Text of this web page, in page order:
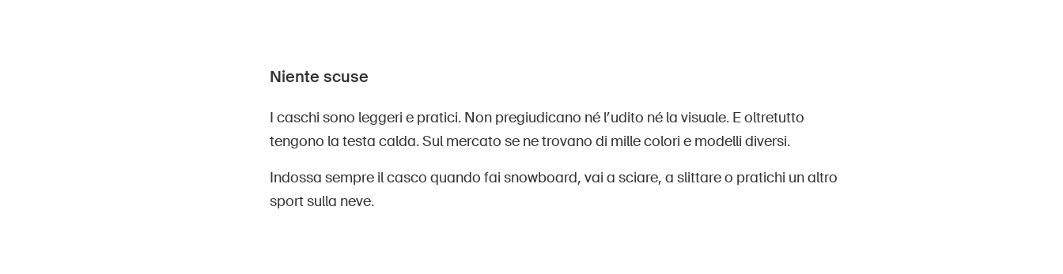
Niente scuse
I caschi sono leggeri e pratici. Non pregiudicano né l’udito né la visuale. E oltretutto
tengono la testa calda. Sul mercato se ne trovano di mille colori e modelli diversi.
Indossa sempre il casco quando fai snowboard, vai a sciare, a slittare o pratichi un altro
sport sulla neve.